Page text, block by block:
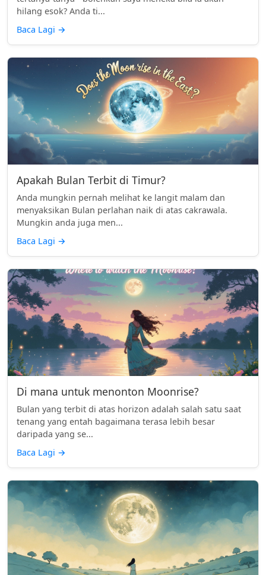
hilang esok? Anda ti...
Baca Lagi →
Apakah Bulan Terbit di Timur?
Anda mungkin pernah melihat ke langit malam dan
menyaksikan Bulan perlahan naik di atas cakrawala.
Mungkin anda juga men...
Baca Lagi →
Di mana untuk menonton Moonrise?
Bulan yang terbit di atas horizon adalah salah satu saat
tenang yang entah bagaimana terasa lebih besar
daripada yang se...
Baca Lagi →